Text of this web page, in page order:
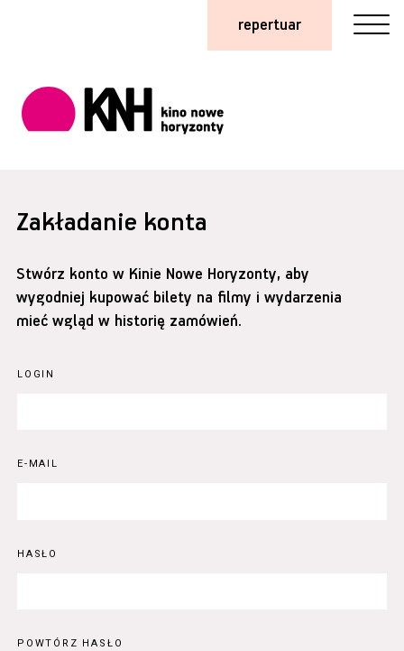
repertuar
Zakładanie konta
Stwórz konto w Kinie Nowe Horyzonty, aby
wygodniej kupować bilety na filmy i wydarzenia
mieć wgląd w historię zamówień.
LOGIN
E-MAIL
HASŁO
POWTÓRZ HASŁO